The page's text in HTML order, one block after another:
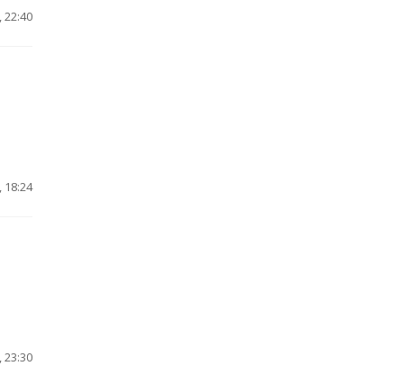
22:40
18:24
23:30